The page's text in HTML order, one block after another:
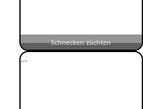
Schnecken züchten
…